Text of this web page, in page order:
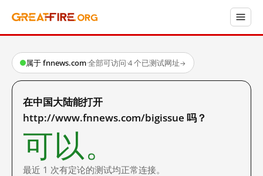
属于 fnnews.com·全部可访问·4 个已测试网址→
在中国大陆能打开
http://www.fnnews.com/bigissue 吗？
可以。
最近 1 次有定论的测试均正常连接。